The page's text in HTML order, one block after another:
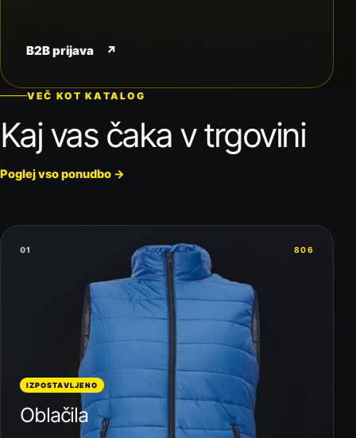
B2B prijava ↗
VEČ KOT KATALOG
Kaj vas čaka v trgovini
Poglej vso ponudbo →
01 806
IZPOSTAVLJENO
Oblačila